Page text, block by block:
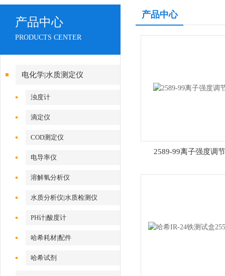
产品中心
PRODUCTS CENTER
电化学|水质测定仪
浊度计
滴定仪
COD测定仪
电导率仪
溶解氧分析仪
水质分析仪|水质检测仪
PH计|酸度计
哈希耗材|配件
哈希试剂
产品中心
2589-99离子强度调